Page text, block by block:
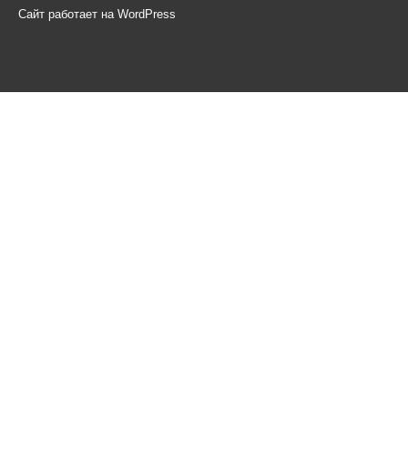
Сайт работает на WordPress